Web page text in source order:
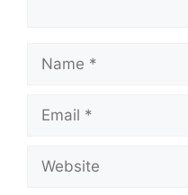
Name
Email
Website